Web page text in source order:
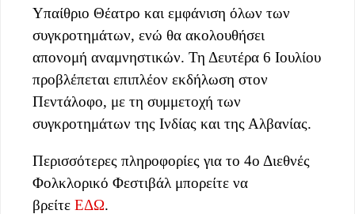
Υπαίθριο Θέατρο και εμφάνιση όλων των
συγκροτημάτων, ενώ θα ακολουθήσει
απονομή αναμνηστικών. Τη Δευτέρα 6 Ιουλίου
προβλέπεται επιπλέον εκδήλωση στον
Πεντάλοφο, με τη συμμετοχή των
συγκροτημάτων της Ινδίας και της Αλβανίας.
Περισσότερες πληροφορίες για το 4ο Διεθνές
Φολκλορικό Φεστιβάλ μπορείτε να
βρείτε ΕΔΩ.